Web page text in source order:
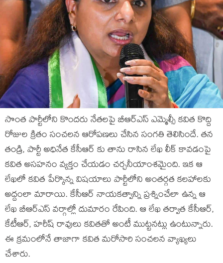
సొంత పార్టీలోని కొందరు నేతలపై బీఆర్ఎస్ ఎమ్మెల్సీ కవిత కొద్ది
రోజుల క్రితం సంచలన ఆరోపణలు చేసిన సంగతి తెలిసిందే. తన
తండ్రి, పార్టీ అధినేత కేసీఆర్ కు తాను రాసిన లేఖ లీక్ కావడంపై
కవిత అసహనం వ్యక్తం చేయడం చర్చనీయాంశమైంది. ఇక ఆ
లేఖలో కవిత పేర్కొన్న విషయాలు పార్టీలోని అంతర్గత కలహాలకు
అద్దంలా మారాయి. కేసీఆర్ నాయకత్వాన్ని ప్రశ్నించేలా ఉన్న ఆ
లేఖ బీఆర్ఎస్ వర్గాల్లో దుమారం రేపింది. ఆ లేఖ తర్వాత కేసీఆర్,
కేటీఆర్, హరీష్ రావులు కవితతో అంటీ ముట్టనట్లు ఉంటున్నారు.
ఈ క్రమంలోనే తాజాగా కవిత మరోసారి సంచలన వ్యాఖ్యలు
చేశారు.